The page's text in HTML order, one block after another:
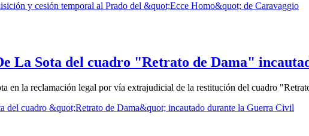
y cesión temporal al Prado del &quot;Ecce Homo&quot; de Caravaggio
La Sota del cuadro "Retrato de Dama"
en la reclamación legal por vía extrajudicial de la restitución del cuadro
del cuadro &quot;Retrato de Dama&quot; incautado durante la Guerra Civil